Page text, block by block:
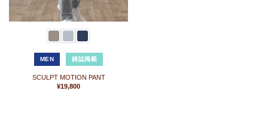
MEN 雑誌掲載
SCULPT MOTION PANT
¥19,800